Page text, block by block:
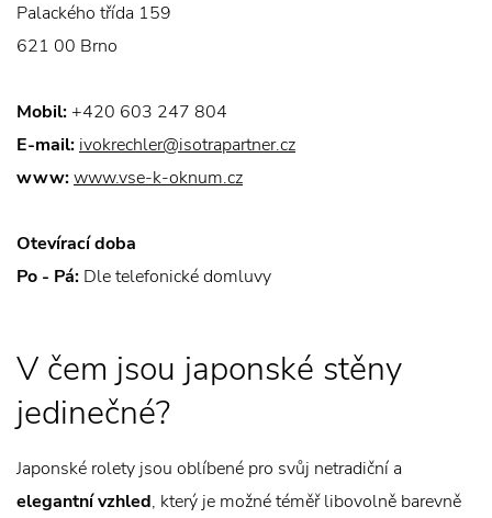
Palackého třída 159
621 00 Brno
Mobil: +420 603 247 804
E-mail: ivokrechler@isotrapartner.cz
www:www.vse-k-oknum.cz
Otevírací doba
Po - Pá: Dle telefonické domluvy
V čem jsou japonské stěny
jedinečné?
Japonské rolety jsou oblíbené pro svůj netradiční a
elegantní vzhled, který je možné téměř libovolně barevně